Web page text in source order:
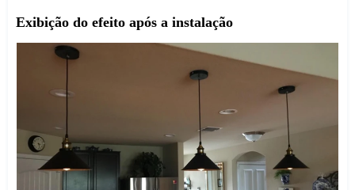
Exibição do efeito após a instalação